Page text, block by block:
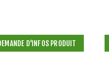
D'INFOS PRODUIT